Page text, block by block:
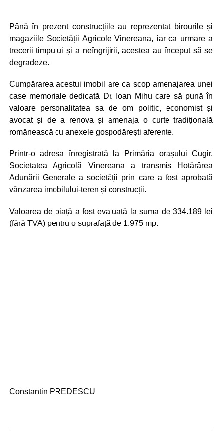
Până în prezent construcțiile au reprezentat birourile și
magaziile Societății Agricole Vinereana, iar ca urmare a
trecerii timpului și a neîngrijirii, acestea au început să se
degradeze.
Cumpărarea acestui imobil are ca scop amenajarea unei
case memoriale dedicată Dr. Ioan Mihu care să pună în
valoare personalitatea sa de om politic, economist și
avocat și de a renova și amenaja o curte tradițională
romănească cu anexele gospodărești aferente.
Printr-o adresa înregistrată la Primăria orașului Cugir,
Societatea Agricolă Vinereana a transmis Hotărârea
Adunării Generale a societății prin care a fost aprobată
vânzarea imobilului-teren și construcții.
Valoarea de piață a fost evaluată la suma de 334.189 lei
(fără TVA) pentru o suprafață de 1.975 mp.
Constantin PREDESCU